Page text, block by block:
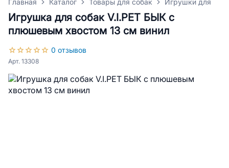
Главная Каталог Товары для собак Игрушки для
Игрушка для собак V.I.PET БЫК с
плюшевым хвостом 13 см винил
0 отзывов
Арт. 13308